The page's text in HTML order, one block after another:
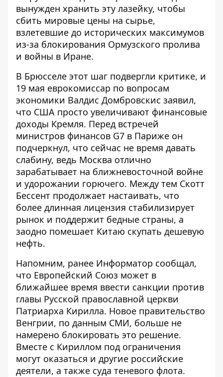
вынужден хранить эту лазейку, чтобы
сбить мировые цены на сырье,
взлетевшие до исторических максимумов
из-за блокирования Ормузского пролива
и войны в Иране.
В Брюсселе этот шаг подвергли критике, и
19 мая еврокомиссар по вопросам
экономики Валдис Домбровскис заявил,
что США просто увеличивают финансовые
доходы Кремля. Перед встречей
министров финансов G7 в Париже он
подчеркнул, что сейчас не время давать
слабину, ведь Москва отлично
зарабатывает на ближневосточной войне
и удорожании горючего. Между тем Скотт
Бессент продолжает настаивать, что
более длинная лицензия стабилизирует
рынок и поддержит бедные страны, а
заодно помешает Китаю скупать дешевую
нефть.
Напомним, ранее Информатор сообщал,
что Европейский Союз может в
ближайшее время ввести санкции против
главы Русской православной церкви
Патриарха Кирилла. Новое правительство
Венгрии, по данным СМИ, больше не
намерено блокировать это решение.
Вместе с Кириллом под ограничения
могут оказаться и другие российские
деятели, а также суда теневого флота.